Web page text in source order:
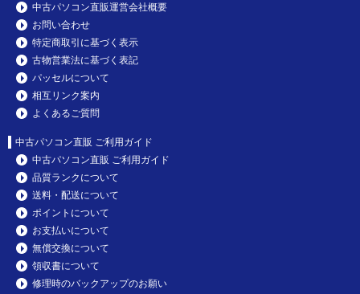
中古パソコン直販運営会社概要
お問い合わせ
特定商取引に基づく表示
古物営業法に基づく表記
パッセルについて
相互リンク案内
よくあるご質問
中古パソコン直販 ご利用ガイド
中古パソコン直販 ご利用ガイド
品質ランクについて
送料・配送について
ポイントについて
お支払いについて
無償交換について
領収書について
修理時のバックアップのお願い